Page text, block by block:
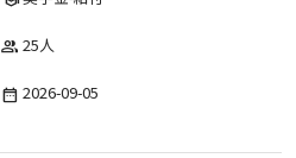
group 25人
date_range 2026-09-05